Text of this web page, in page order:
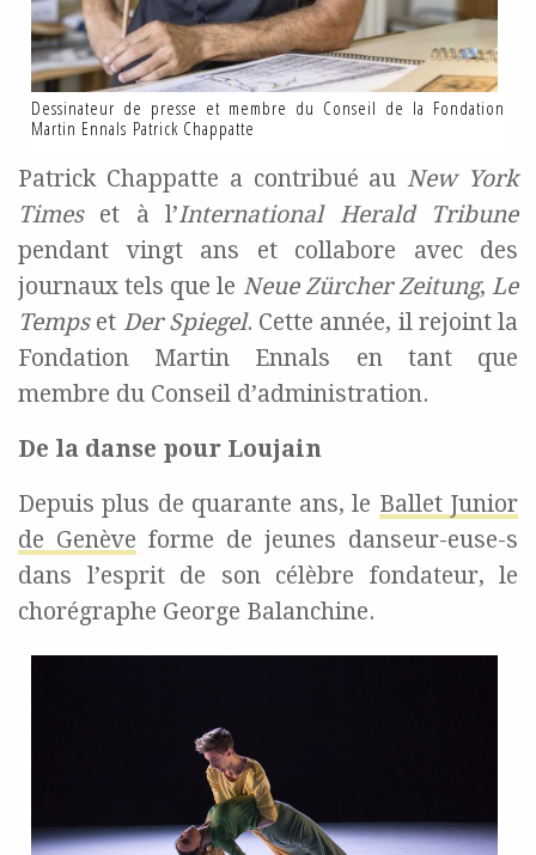
Dessinateur de presse et membre du Conseil de la Fondation
Martin Ennals Patrick Chappatte
Patrick Chappatte a contribué au New York
Timeset à l’International Herald Tribune
pendant vingt ans et collabore avec des
journaux tels que le Neue Zürcher Zeitung, Le
Tempset Der Spiegel. Cette année, il rejoint la
Fondation Martin Ennals en tant que
membre du Conseil d’administration.
De la danse pour Loujain
Depuis plus de quarante ans, le Ballet Junior
de Genève forme de jeunes danseur-euse-s
dans l’esprit de son célèbre fondateur, le
chorégraphe George Balanchine.